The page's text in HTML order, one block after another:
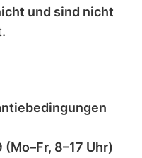
und sind nicht
.
(Mo–Fr, 8–17 Uhr)